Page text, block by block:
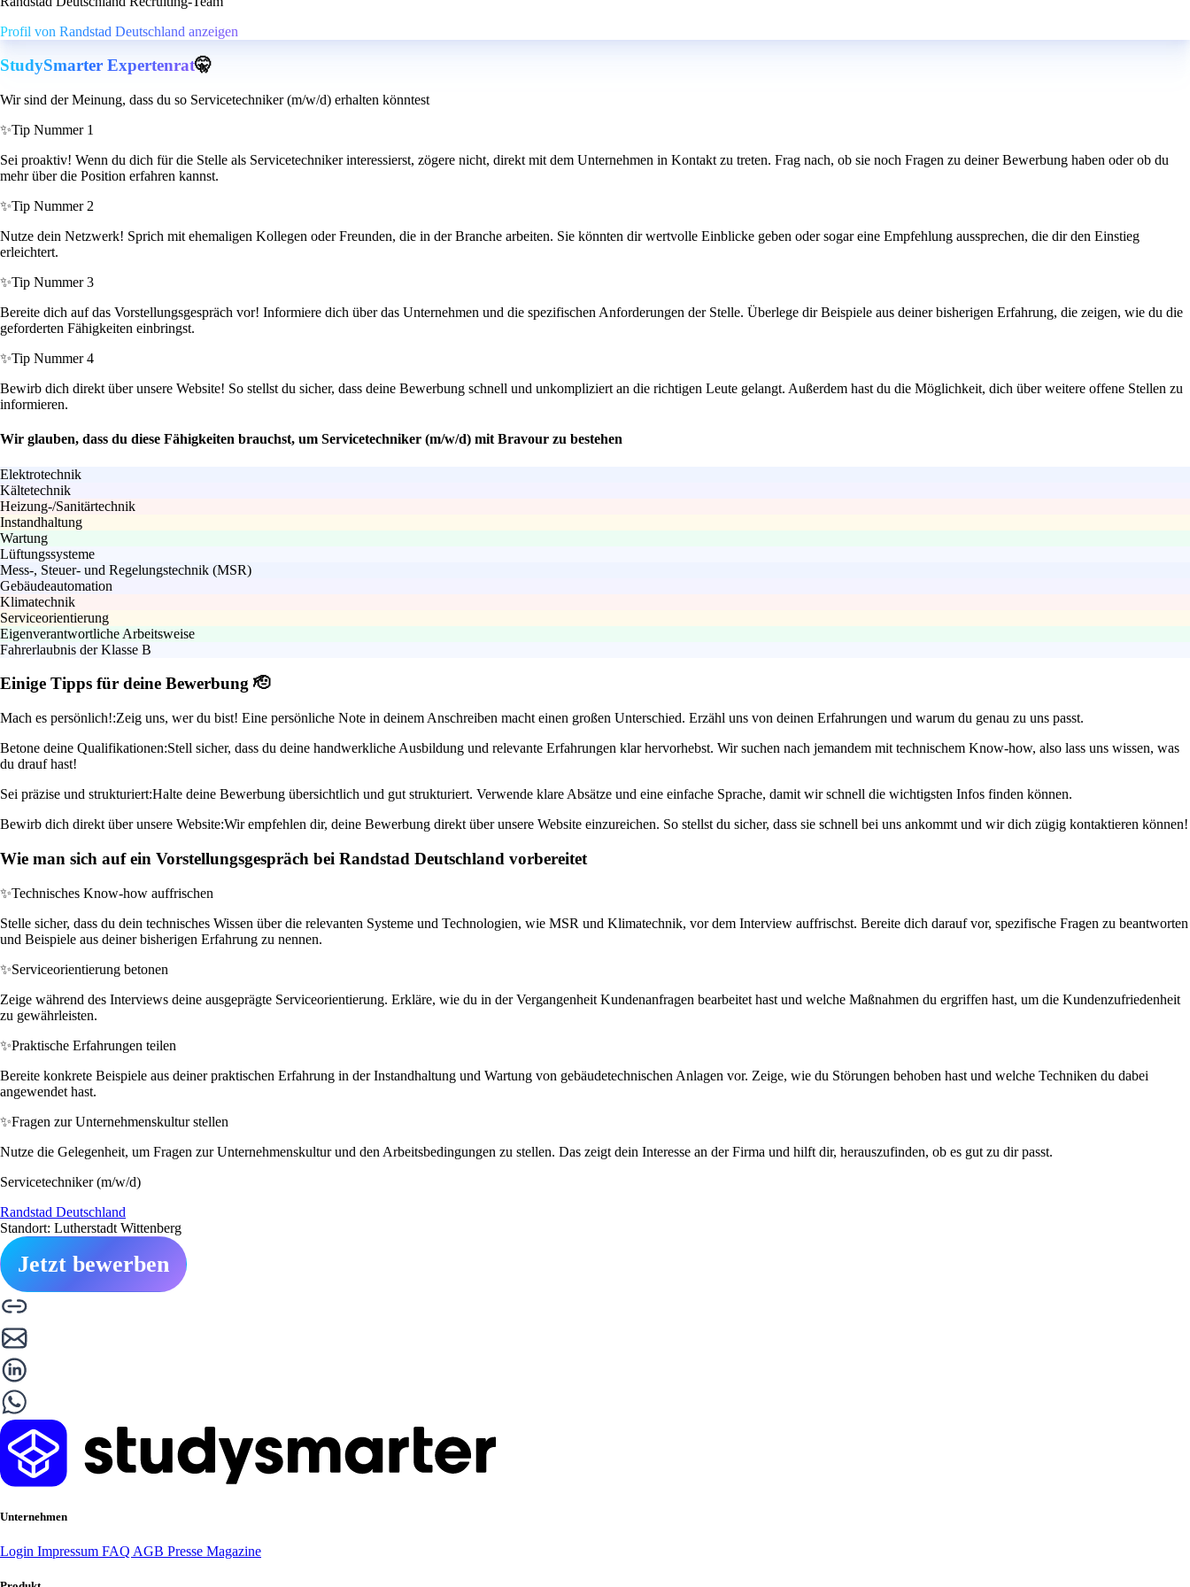
Profil von Randstad Deutschland anzeigen
StudySmarter Expertenrat🤫
Wir sind der Meinung, dass du so Servicetechniker (m/w/d) erhalten könntest
✨Tip Nummer 1
Sei proaktiv! Wenn du dich für die Stelle als Servicetechniker interessierst, zögere nicht, direkt mit dem Unternehmen in Kontakt zu treten. Frag nach, ob sie noch Fragen zu deiner Bewerbung haben oder ob du
mehr über die Position erfahren kannst.
✨Tip Nummer 2
Nutze dein Netzwerk! Sprich mit ehemaligen Kollegen oder Freunden, die in der Branche arbeiten. Sie könnten dir wertvolle Einblicke geben oder sogar eine Empfehlung aussprechen, die dir den Einstieg
erleichtert.
✨Tip Nummer 3
Bereite dich auf das Vorstellungsgespräch vor! Informiere dich über das Unternehmen und die spezifischen Anforderungen der Stelle. Überlege dir Beispiele aus deiner bisherigen Erfahrung, die zeigen, wie du die
geforderten Fähigkeiten einbringst.
✨Tip Nummer 4
Bewirb dich direkt über unsere Website! So stellst du sicher, dass deine Bewerbung schnell und unkompliziert an die richtigen Leute gelangt. Außerdem hast du die Möglichkeit, dich über weitere offene Stellen zu
informieren.
Wir glauben, dass du diese Fähigkeiten brauchst, um Servicetechniker (m/w/d) mit Bravour zu bestehen
Elektrotechnik
Kältetechnik
Heizung-/Sanitärtechnik
Instandhaltung
Wartung
Lüftungssysteme
Mess-, Steuer- und Regelungstechnik (MSR)
Gebäudeautomation
Klimatechnik
Serviceorientierung
Eigenverantwortliche Arbeitsweise
Fahrerlaubnis der Klasse B
Einige Tipps für deine Bewerbung 🫡
Mach es persönlich!:Zeig uns, wer du bist! Eine persönliche Note in deinem Anschreiben macht einen großen Unterschied. Erzähl uns von deinen Erfahrungen und warum du genau zu uns passt.
Betone deine Qualifikationen:Stell sicher, dass du deine handwerkliche Ausbildung und relevante Erfahrungen klar hervorhebst. Wir suchen nach jemandem mit technischem Know-how, also lass uns wissen, was
du drauf hast!
Sei präzise und strukturiert:Halte deine Bewerbung übersichtlich und gut strukturiert. Verwende klare Absätze und eine einfache Sprache, damit wir schnell die wichtigsten Infos finden können.
Bewirb dich direkt über unsere Website:Wir empfehlen dir, deine Bewerbung direkt über unsere Website einzureichen. So stellst du sicher, dass sie schnell bei uns ankommt und wir dich zügig kontaktieren können!
Wie man sich auf ein Vorstellungsgespräch bei Randstad Deutschland vorbereitet
✨Technisches Know-how auffrischen
Stelle sicher, dass du dein technisches Wissen über die relevanten Systeme und Technologien, wie MSR und Klimatechnik, vor dem Interview auffrischst. Bereite dich darauf vor, spezifische Fragen zu beantworten
und Beispiele aus deiner bisherigen Erfahrung zu nennen.
✨Serviceorientierung betonen
Zeige während des Interviews deine ausgeprägte Serviceorientierung. Erkläre, wie du in der Vergangenheit Kundenanfragen bearbeitet hast und welche Maßnahmen du ergriffen hast, um die Kundenzufriedenheit
zu gewährleisten.
✨Praktische Erfahrungen teilen
Bereite konkrete Beispiele aus deiner praktischen Erfahrung in der Instandhaltung und Wartung von gebäudetechnischen Anlagen vor. Zeige, wie du Störungen behoben hast und welche Techniken du dabei
angewendet hast.
✨Fragen zur Unternehmenskultur stellen
Nutze die Gelegenheit, um Fragen zur Unternehmenskultur und den Arbeitsbedingungen zu stellen. Das zeigt dein Interesse an der Firma und hilft dir, herauszufinden, ob es gut zu dir passt.
Servicetechniker (m/w/d)
Randstad Deutschland
Standort: Lutherstadt Wittenberg
Jetzt bewerben
Unternehmen
Login Impressum FAQ AGB Presse Magazine